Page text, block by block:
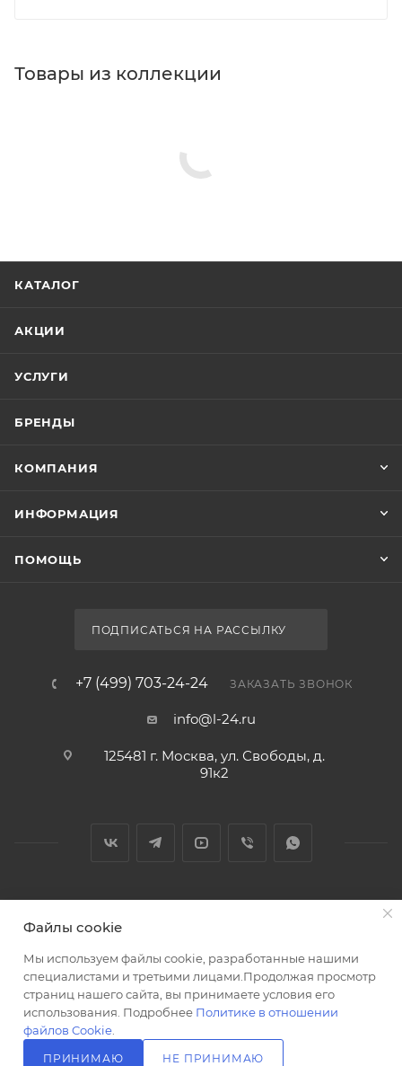
Товары из коллекции
КАТАЛОГ
АКЦИИ
УСЛУГИ
БРЕНДЫ
КОМПАНИЯ
ИНФОРМАЦИЯ
ПОМОЩЬ
ПОДПИСАТЬСЯ НА РАССЫЛКУ
+7 (499) 703-24-24 ЗАКАЗАТЬ ЗВОНОК
info@l-24.ru
125481 г. Москва, ул. Свободы, д.
91к2
Разработка сайта
Файлы cookie
Мы используем файлы cookie, разработанные нашими
специалистами и третьими лицами.Продолжая просмотр
страниц нашего сайта, вы принимаете условия его
использования. Подробнее Политике в отношении
файлов Cookie
ПРИНИМАЮ НЕ ПРИНИМАЮ